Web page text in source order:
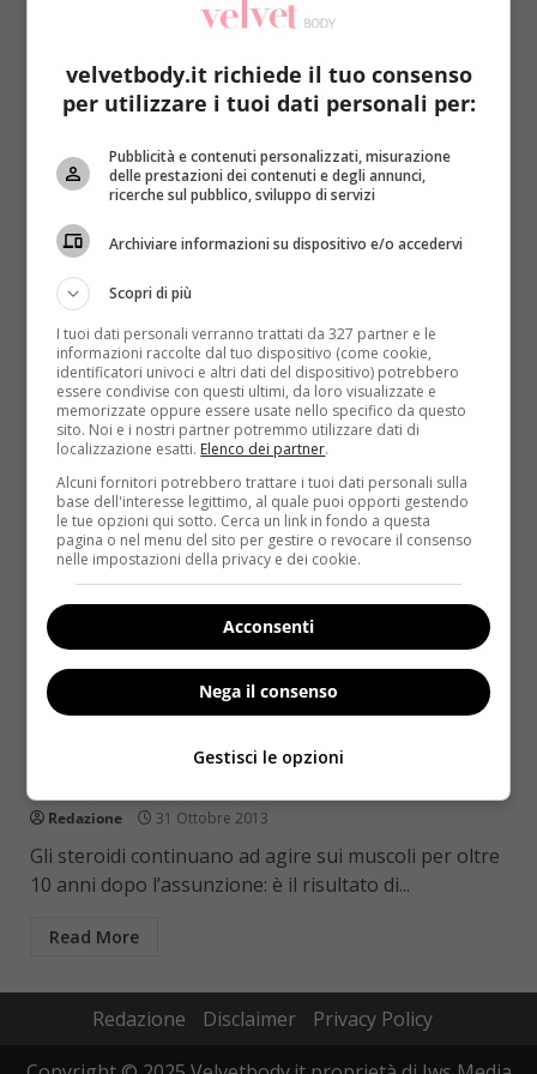
Fitness
Il body builder è morto di cancro dopo anni di
Redazione 15 Dicembre 2015
Gli errori di gioventù si pagano sempre. Con qualche
anno di ritardo, ma alla fine tutti i...
Read More
Redazione 31 Ottobre 2013
Gli steroidi continuano ad agire sui muscoli per oltre
10 anni dopo l’assunzione: è il risultato di...
Read More
Redazione Disclaimer
Privacy Policy
velvetbody.it richiede il tuo consenso
per utilizzare i tuoi dati personali per:
Pubblicità e contenuti personalizzati, misurazione
delle prestazioni dei contenuti e degli annunci,
ricerche sul pubblico, sviluppo di servizi
Archiviare informazioni su dispositivo e/o accedervi
Scopri di più
I tuoi dati personali verranno trattati da 327 partner e le
informazioni raccolte dal tuo dispositivo (come cookie,
identificatori univoci e altri dati del dispositivo) potrebbero
essere condivise con questi ultimi, da loro visualizzate e
memorizzate oppure essere usate nello specifico da questo
sito. Noi e i nostri partner potremmo utilizzare dati di
localizzazione esatti. Elenco dei partner.
Alcuni fornitori potrebbero trattare i tuoi dati personali sulla
base dell'interesse legittimo, al quale puoi opporti gestendo
le tue opzioni qui sotto. Cerca un link in fondo a questa
pagina o nel menu del sito per gestire o revocare il consenso
nelle impostazioni della privacy e dei cookie.
Acconsenti
Nega il consenso
Gestisci le opzioni